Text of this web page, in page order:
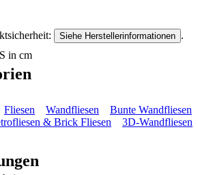
in cm
Siehe Herstellerinformationen .
Fliesen Wandfliesen
Bunte Wandfliesen
& Brick Fliesen
3D-Wandfliesen